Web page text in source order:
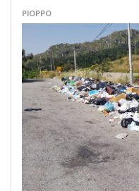
PIOPPO